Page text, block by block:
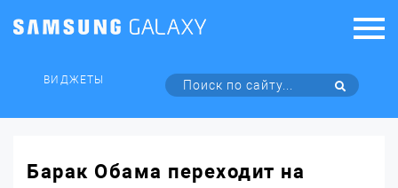
ВИДЖЕТЫ
Барак Обама переходит на